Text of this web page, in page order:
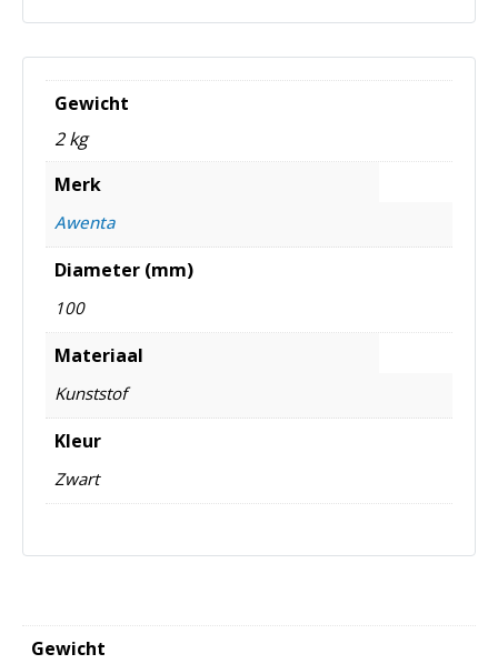
Gewicht
2 kg
Merk
Awenta
Diameter (mm)
100
Materiaal
Kunststof
Kleur
Zwart
Gewicht